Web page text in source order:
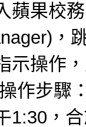
蘋果校
，
示操作
操作步驟
1:30，